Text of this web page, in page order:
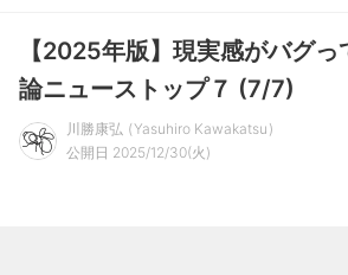
【2025年版】現実感がバグ
論ニューストップ７ (7/7)
川勝康弘
Yasuhiro Kawakatsu
公開日 2025/12/30(火)